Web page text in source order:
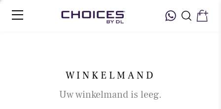
WINKELMAND
Uw winkelmand is leeg.